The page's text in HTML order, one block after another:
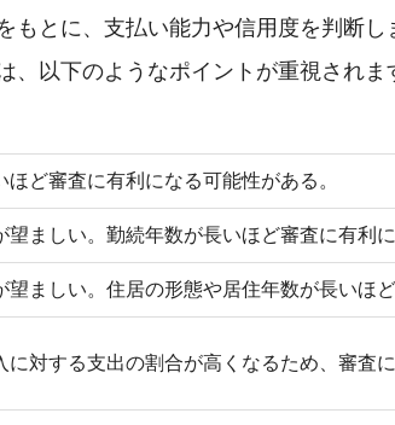
もとに、支払い能力や信用度を判断
以下のようなポイントが重視されま
ど審査に有利になる可能性がある。
ましい。勤続年数が長いほど審査に有利
ましい。住居の形態や居住年数が長いほ
対する支出の割合が高くなるため、審査